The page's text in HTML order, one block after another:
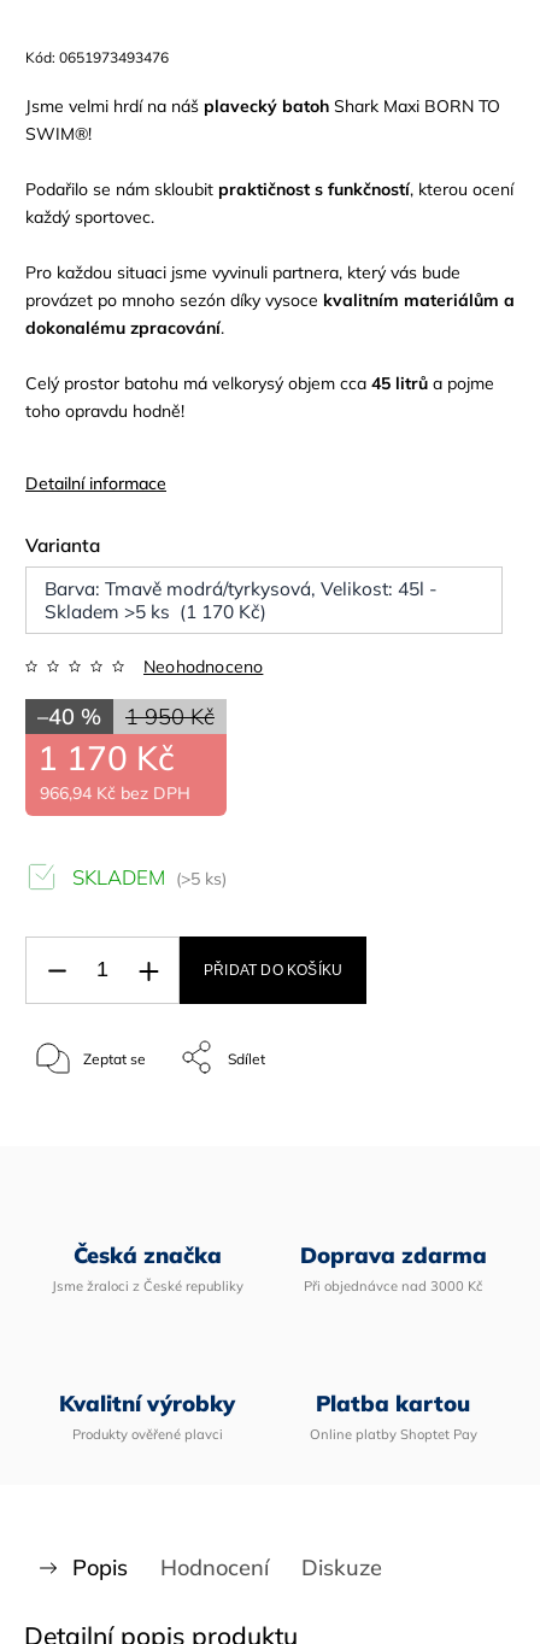
Kód: 0651973493476
Jsme velmi hrdí na náš plavecký batoh Shark Maxi BORN TO
SWIM®!
Podařilo se nám skloubit praktičnost s funkčností, kterou ocení
každý sportovec.
Pro každou situaci jsme vyvinuli partnera, který vás bude
provázet po mnoho sezón díky vysoce kvalitním materiálům a
dokonalému zpracování.
Celý prostor batohu má velkorysý objem cca 45 litrů a pojme
toho opravdu hodně!
Detailní informace
Varianta
Barva: Tmavě modrá/tyrkysová, Velikost: 45l -
Skladem >5 ks (1 170 Kč)
Neohodnoceno
1 950 Kč
–40 %
1 170 Kč
966,94 Kč bez DPH
SKLADEM (>5 ks)
PŘIDAT DO KOŠÍKU
Zeptat se Sdílet
Česká značka
Jsme žraloci z České republiky
Doprava zdarma
Při objednávce nad 3000 Kč
Kvalitní výrobky
Produkty ověřené plavci
Platba kartou
Online platby Shoptet Pay
Popis Hodnocení Diskuze
Detailní popis produktu